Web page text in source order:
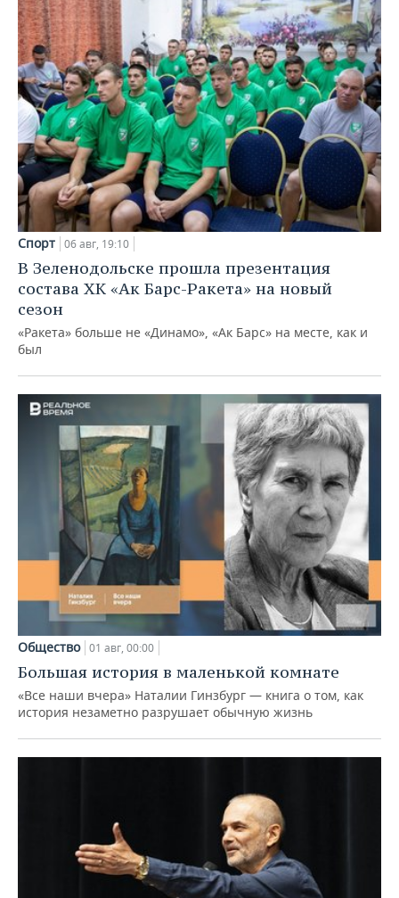
Спорт 06 авг, 19:10
В Зеленодольске прошла презентация
состава ХК «Ак Барс-Ракета» на новый
сезон
«Ракета» больше не «Динамо», «Ак Барс» на месте, как и
был
Общество 01 авг, 00:00
Большая история в маленькой комнате
«Все наши вчера» Наталии Гинзбург — книга о том, как
история незаметно разрушает обычную жизнь